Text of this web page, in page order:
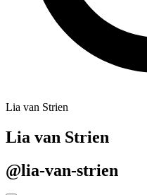
Lia van Strien
Lia van Strien
@lia-van-strien